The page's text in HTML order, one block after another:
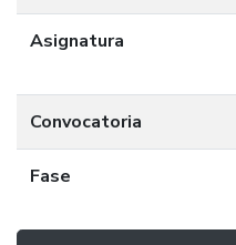
Asignatura
Convocatoria
Fase